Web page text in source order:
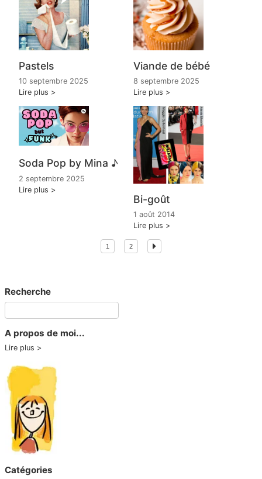
Pastels
10 septembre 2025
Lire plus
Viande de bébé
8 septembre 2025
Lire plus
Soda Pop by Mina ♪
2 septembre 2025
Lire plus
Bi-goût
1 août 2014
Lire plus
1 2
Recherche
A propos de moi...
Lire plus
Catégories